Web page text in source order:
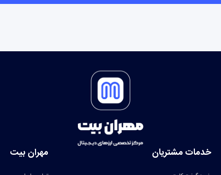
خدمات مشتریان مهران بیت